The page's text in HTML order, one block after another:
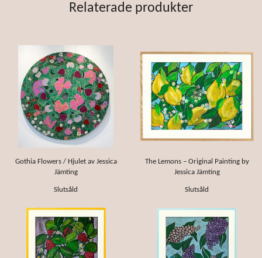
Relaterade produkter
Gothia Flowers / Hjulet av Jessica
Jämting
Slutsåld
The Lemons – Original Painting by
Jessica Jämting
Slutsåld